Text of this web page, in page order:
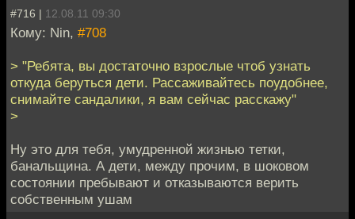
#716 | 12.08.11 09:30
Кому: Nin, #708
> "Ребята, вы достаточно взрослые чтоб узнать
откуда беруться дети. Рассаживайтесь поудобнее,
снимайте сандалики, я вам сейчас расскажу"
>
Ну это для тебя, умудренной жизнью тетки,
банальщина. А дети, между прочим, в шоковом
состоянии пребывают и отказываются верить
собственным ушам